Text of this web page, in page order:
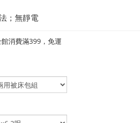
；無靜電
消費滿399，免運